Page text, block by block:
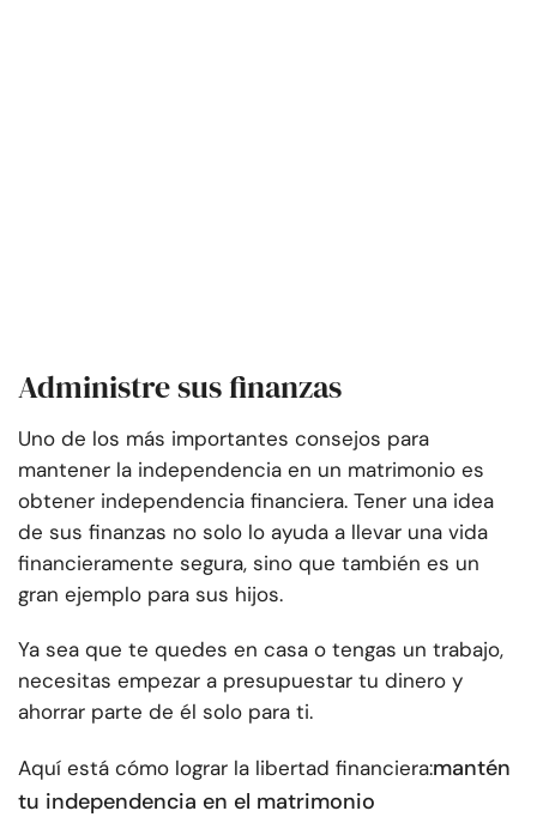
Administre sus finanzas
Uno de los más importantes consejos para
mantener la independencia en un matrimonio es
obtener independencia financiera. Tener una idea
de sus finanzas no solo lo ayuda a llevar una vida
financieramente segura, sino que también es un
gran ejemplo para sus hijos.
Ya sea que te quedes en casa o tengas un trabajo,
necesitas empezar a presupuestar tu dinero y
ahorrar parte de él solo para ti.
Aquí está cómo lograr la libertad financiera:mantén
tu independencia en el matrimonio